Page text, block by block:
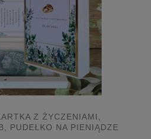
Z ŻYCZENIAMI,
PUDEŁKO NA PIENIĄDZE